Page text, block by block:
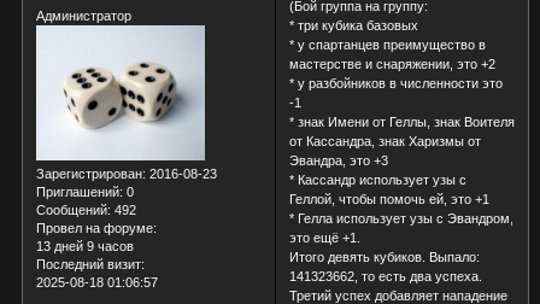
Администратор
Зарегистрирован: 2016-08-23
Приглашений: 0
Сообщений: 492
Провел на форуме:
13 дней 9 часов
Последний визит:
2025-08-18 01:06:57
(Бой группа на группу:
* три кубика базовых
* у спартанцев преимущество в
мастерстве и снаряжении, это +2
* у разбойников в численности это
-1
* знак Имени от Геллы, знак Воителя
от Кассандра, знак Харизмы от
Эвандра, это +3
* Кассандр использует узы с
Геллой, чтобы помочь ей, это +1
* Гелла использует узы с Эвандром,
это ещё +1.
Итого девять кубиков. Выпало:
141323662, то есть два успеха.
Третий успех добавляет нападение